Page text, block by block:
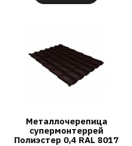
Металлочерепица
супермонтеррей
Полиэстер 0,4 RAL 8017